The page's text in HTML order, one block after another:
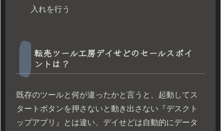
入れを行う
転売ツール工房デイせどのセールスポイ
ントは？
既存のツールと何が違ったかと言うと、起動してス
タートボタンを押さないと動き出さない『デスクト
ップアプリ』とは違い、デイせどは自動的にデータ